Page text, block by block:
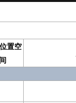
位置空
间